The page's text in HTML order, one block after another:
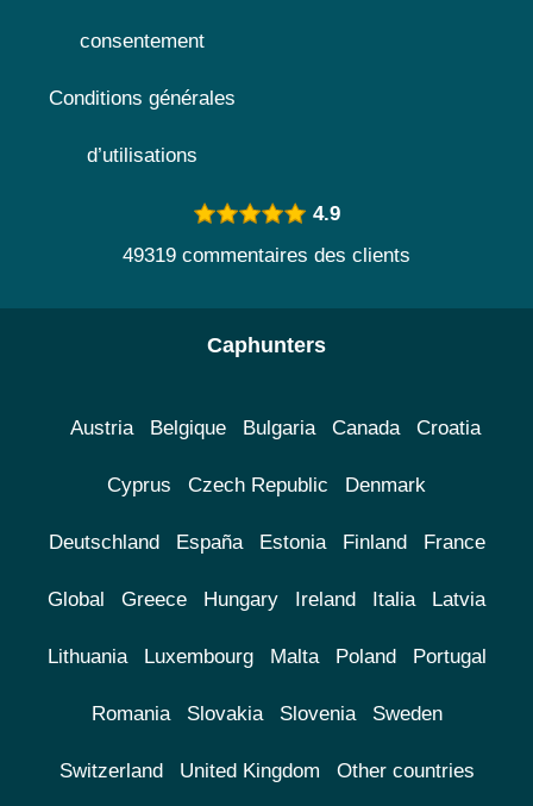
consentement
Conditions générales
d’utilisations
4.9
49319 commentaires des clients
Caphunters
Austria Belgique Bulgaria Canada Croatia
Cyprus Czech Republic Denmark
Deutschland España Estonia Finland France
Global Greece Hungary Ireland Italia Latvia
Lithuania Luxembourg Malta Poland Portugal
Romania Slovakia Slovenia Sweden
Switzerland United Kingdom Other countries